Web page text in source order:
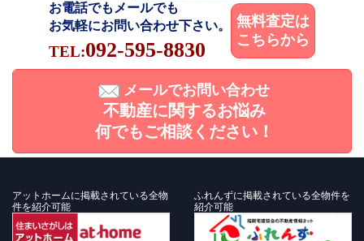
お電話でもメールでも
お気軽にお問い合わせ下さい。
TEL:092-595-8830
無料査定は
こちらから
メールでお問い合わせ
不動産に関するお悩み
何でもご相談ください！
アットホームに掲載されている全物
件を紹介可能
ふれんずに掲載されている全物件を
紹介可能